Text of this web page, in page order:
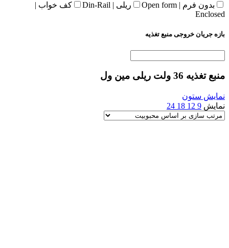
بدون فرم | Open form ریلی | Din-Rail
کف خواب |
Enclosed
بازه جریان خروجی منبع تغذیه
منبع تغذیه 36 ولت ریلی مین ول
نمایش ستون
نمایش 9
12
18
24